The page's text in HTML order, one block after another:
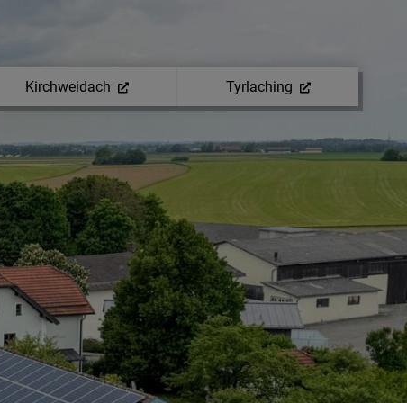
Kirchweidach Tyrlaching